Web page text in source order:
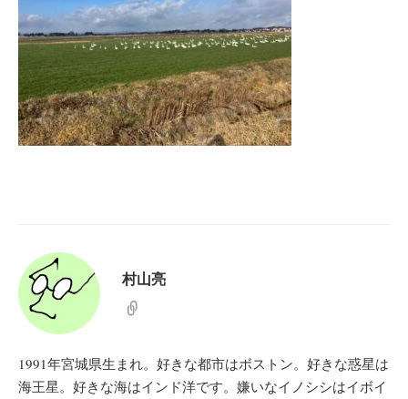
村山亮
1991年宮城県生まれ。好きな都市はボストン。好きな惑星は
海王星。好きな海はインド洋です。嫌いなイノシシはイボイ